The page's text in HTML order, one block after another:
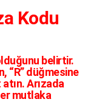
Kodu
belirtir.
“R” düğmesine
Arızada
mutlaka